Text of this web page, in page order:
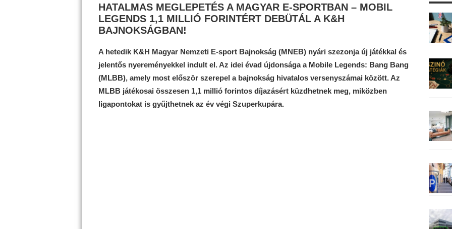
HATALMAS MEGLEPETÉS A MAGYAR E-SPORTBAN – MOBIL
LEGENDS 1,1 MILLIÓ FORINTÉRT DEBÜTÁL A K&H
BAJNOKSÁGBAN!
A hetedik K&H Magyar Nemzeti E-sport Bajnokság (MNEB) nyári szezonja új játékkal és
jelentős nyereményekkel indult el. Az idei évad újdonsága a Mobile Legends: Bang Bang
(MLBB), amely most először szerepel a bajnokság hivatalos versenyszámai között. Az
MLBB játékosai összesen 1,1 millió forintos díjazásért küzdhetnek meg, miközben
ligapontokat is gyűjthetnek az év végi Szuperkupára.